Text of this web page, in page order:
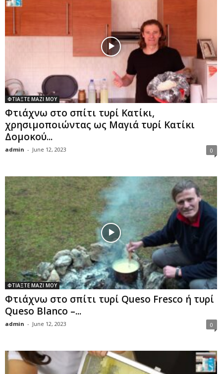
ΦΤΙΑΞΤΕ ΜΑΖΙ ΜΟΥ
Φτιάχνω στο σπίτι τυρί Κατίκι,
χρησιμοποιώντας ως Μαγιά τυρί Κατίκι
Δομοκού...
admin - June 12, 2023 0
ΦΤΙΑΞΤΕ ΜΑΖΙ ΜΟΥ
Φτιάχνω στο σπίτι τυρί Queso Fresco ή τυρί
Queso Blanco –...
admin - June 12, 2023 0